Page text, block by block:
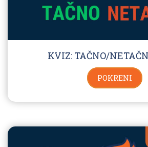
KVIZ: TAČNO/
POKRENI